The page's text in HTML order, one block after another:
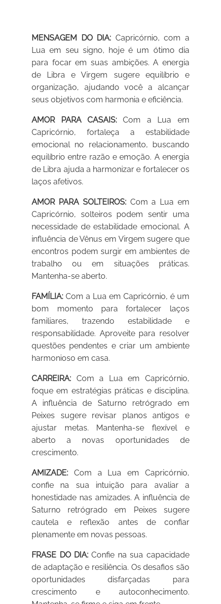
MENSAGEM DO DIA: Capricórnio, com a
Lua em seu signo, hoje é um ótimo dia
para focar em suas ambições. A energia
de Libra e Virgem sugere equilíbrio e
organização, ajudando você a alcançar
seus objetivos com harmonia e eficiência.
AMOR PARA CASAIS: Com a Lua em
Capricórnio, fortaleça a estabilidade
emocional no relacionamento, buscando
equilíbrio entre razão e emoção. A energia
de Libra ajuda a harmonizar e fortalecer os
laços afetivos.
AMOR PARA SOLTEIROS:Com a Lua em
Capricórnio, solteiros podem sentir uma
necessidade de estabilidade emocional. A
influência de Vênus em Virgem sugere que
encontros podem surgir em ambientes de
trabalho ou em situações práticas.
Mantenha-se aberto.
FAMÍLIA: Com a Lua em Capricórnio, é um
bom momento para fortalecer laços
familiares, trazendo estabilidade e
responsabilidade. Aproveite para resolver
questões pendentes e criar um ambiente
harmonioso em casa.
CARREIRA: Com a Lua em Capricórnio,
foque em estratégias práticas e disciplina.
A influência de Saturno retrógrado em
Peixes sugere revisar planos antigos e
ajustar metas. Mantenha-se flexível e
aberto a novas oportunidades de
crescimento.
AMIZADE: Com a Lua em Capricórnio,
confie na sua intuição para avaliar a
honestidade nas amizades. A influência de
Saturno retrógrado em Peixes sugere
cautela e reflexão antes de confiar
plenamente em novas pessoas.
FRASE DO DIA: Confie na sua capacidade
de adaptação e resiliência. Os desafios são
oportunidades disfarçadas para
crescimento e autoconhecimento.